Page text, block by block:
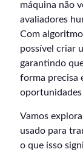
máquina não
avaliadores
Com
possível criar
garantindo
forma precisa
oportunidades
Vamos
usado para
o que isso